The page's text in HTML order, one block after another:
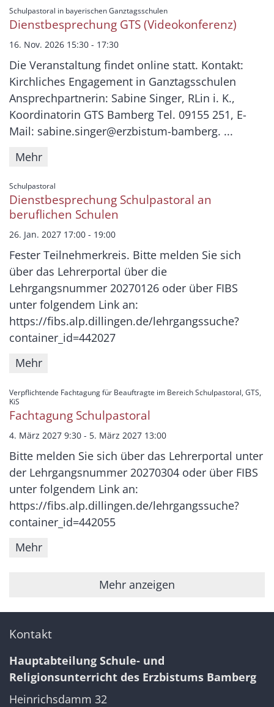
Schulpastoral in bayerischen Ganztagsschulen:
Dienstbesprechung GTS (Videokonferenz)
16. Nov. 2026 15:30 - 17:30
Die Veranstaltung findet online statt. Kontakt:
Kirchliches Engagement in Ganztagsschulen
Ansprechpartnerin: Sabine Singer, RLin i. K.,
Koordinatorin GTS Bamberg Tel. 09155 251, E-
Mail: sabine.singer@erzbistum-bamberg. ...
Mehr
Schulpastoral
Dienstbesprechung Schulpastoral an
beruflichen Schulen
26. Jan. 2027 17:00 - 19:00
Fester Teilnehmerkreis. Bitte melden Sie sich
über das Lehrerportal über die
Lehrgangsnummer 20270126 oder über FIBS
unter folgendem Link an:
https://fibs.alp.dillingen.de/lehrgangssuche?
container_id=442027
Mehr
Verpflichtende Fachtagung für Beauftragte im Bereich Schulpastoral, GTS,
KiS
Fachtagung Schulpastoral
4. März 2027 9:30 - 5. März 2027 13:00
Bitte melden Sie sich über das Lehrerportal unter
der Lehrgangsnummer 20270304 oder über FIBS
unter folgendem Link an:
https://fibs.alp.dillingen.de/lehrgangssuche?
container_id=442055
Mehr
Mehr anzeigen
Kontakt
Hauptabteilung Schule- und
Religionsunterricht des Erzbistums Bamberg
Heinrichsdamm 32